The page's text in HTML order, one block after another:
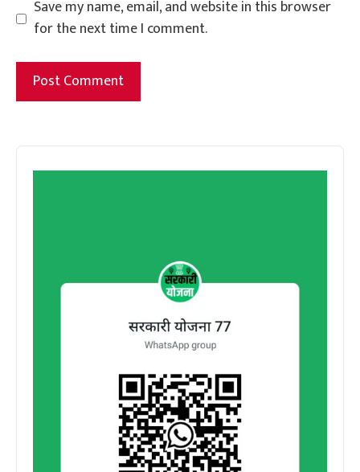
Save my name, email, and website in this browser
for the next time I comment.